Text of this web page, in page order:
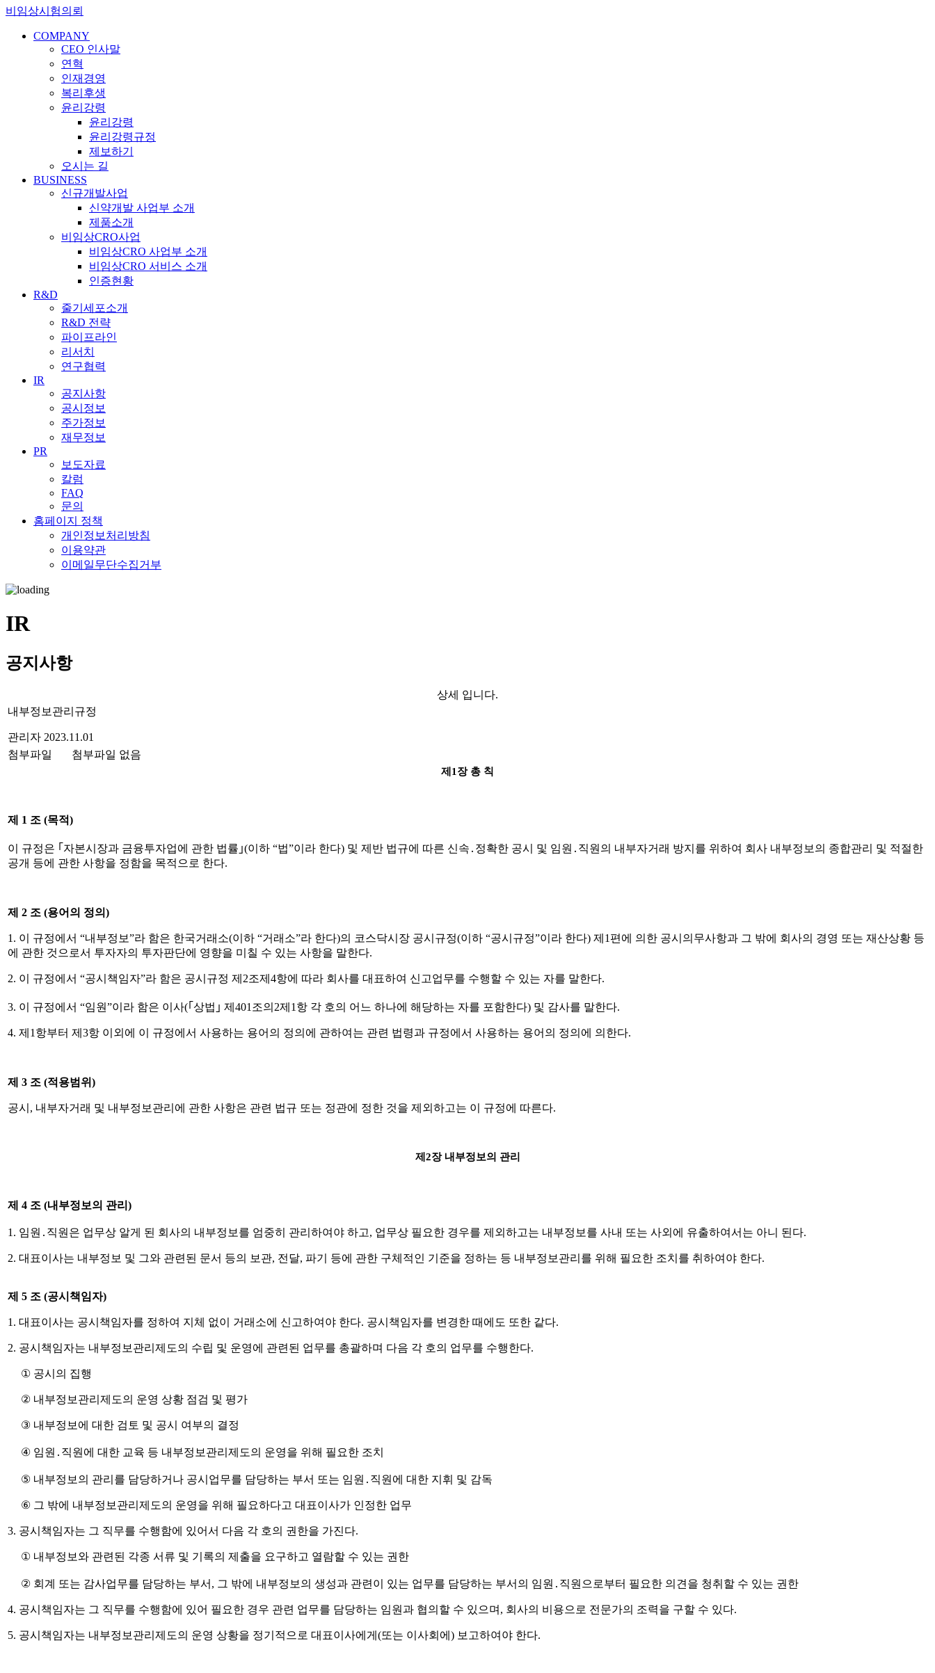
비임상시험의뢰
COMPANY
CEO 인사말
연혁
인재경영
복리후생
윤리강령
윤리강령
윤리강령규정
제보하기
오시는 길
BUSINESS
신규개발사업
신약개발 사업부 소개
제품소개
비임상CRO사업
비임상CRO 사업부 소개
비임상CRO 서비스 소개
인증현황
R&D
줄기세포소개
R&D 전략
파이프라인
리서치
연구협력
IR
공지사항
공시정보
주가정보
재무정보
PR
보도자료
칼럼
FAQ
문의
홈페이지 정책
개인정보처리방침
이용약관
이메일무단수집거부
IR
공지사항
상세 입니다.
내부정보관리규정
관리자 2023.11.01
첨부파일
첨부파일 없음
제 1 장 총 칙
제 1 조 (목적)
이 규정은 ｢ 자본시장과 금융투자업에 관한 법률 ｣(이하 “법”이라 한다) 및 제반 법규에 따른 신속 ․ 정확한 공시 및 임원 ․ 직원의 내부자거래 방지를 위하여 회사 내부정보의 종합관리 및 적절한
공개 등에 관한 사항을 정함을 목적으로 한다.
제 2 조 (용어의 정의 )
1. 이 규정에서 “내부정보”라 함은 한국거래소(이하 “거래소”라 한다)의 코스닥시장 공시규정(이하 “공시규정”이라 한다) 제 1 편에 의한 공시의무사항과 그 밖에 회사의 경영 또는 재산상황 등
에 관한 것으로서 투자자의 투자판단에 영향을 미칠 수 있는 사항을 말한다.
2. 이 규정에서 “공시책임자”라 함은 공시규정 제 2조제 4항에 따라 회사를 대표하여 신고업무를 수행할 수 있는 자를 말한다.
3. 이 규정에서 “임원”이라 함은 이사(｢ 상법 ｣ 제 401 조의 2제 1 항 각 호의 어느 하나에 해당하는 자를 포함한다) 및 감사를 말한다.
4. 제 1 항부터 제 3항 이외에 이 규정에서 사용하는 용어의 정의에 관하여는 관련 법령과 규정에서 사용하는 용어의 정의에 의한다.
제 3 조 (적용범위 )
공시 , 내부자거래 및 내부정보관리에 관한 사항은 관련 법규 또는 정관에 정한 것을 제외하고는 이 규정에 따른다.
제 2장 내부정보의 관리
제 4 조 (내부정보의 관리 )
1. 임원 ․ 직원은 업무상 알게 된 회사의 내부정보를 엄중히 관리하여야 하고, 업무상 필요한 경우를 제외하고는 내부정보를 사내 또는 사외에 유출하여서는 아니 된다.
2. 대표이사는 내부정보 및 그와 관련된 문서 등의 보관, 전달, 파기 등에 관한 구체적인 기준을 정하는 등 내부정보관리를 위해 필요한 조치를 취하여야 한다.
제 5 조 (공시책임자)
1. 대표이사는 공시책임자를 정하여 지체 없이 거래소에 신고하여야 한다. 공시책임자를 변경한 때에도 또한 같다.
2. 공시책임자는 내부정보관리제도의 수립 및 운영에 관련된 업무를 총괄하며 다음 각 호의 업무를 수행한다.
① 공시의 집행
② 내부정보관리제도의 운영 상황 점검 및 평가
③ 내부정보에 대한 검토 및 공시 여부의 결정
④ 임원 ․ 직원에 대한 교육 등 내부정보관리제도의 운영을 위해 필요한 조치
⑤ 내부정보의 관리를 담당하거나 공시업무를 담당하는 부서 또는 임원 ․ 직원에 대한 지휘 및 감독
⑥ 그 밖에 내부정보관리제도의 운영을 위해 필요하다고 대표이사가 인정한 업무
3. 공시책임자는 그 직무를 수행함에 있어서 다음 각 호의 권한을 가진다.
① 내부정보와 관련된 각종 서류 및 기록의 제출을 요구하고 열람할 수 있는 권한
② 회계 또는 감사업무를 담당하는 부서 , 그 밖에 내부정보의 생성과 관련이 있는 업무를 담당하는 부서의 임원 ․ 직원으로부터 필요한 의견을 청취할 수 있는 권한
4. 공시책임자는 그 직무를 수행함에 있어 필요한 경우 관련 업무를 담당하는 임원과 협의할 수 있으며 , 회사의 비용으로 전문가의 조력을 구할 수 있다.
5. 공시책임자는 내부정보관리제도의 운영 상황을 정기적으로 대표이사에게 (또는 이사회에 ) 보고하여야 한다.